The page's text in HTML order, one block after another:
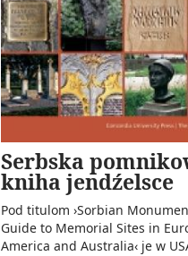
Serbska
kniha jendźelsce
Pod titulom ›Sorbian
Guide to Memorial Sites in
America and Australia‹ je w